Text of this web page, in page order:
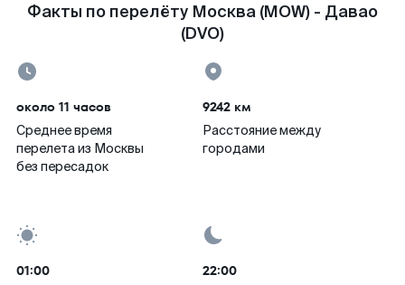
Факты по перелёту Москва (MOW) - Давао
(DVO)
около 11 часов
Среднее время
перелета из Москвы
без пересадок
9242 км
Расстояние между
городами
01:00 22:00